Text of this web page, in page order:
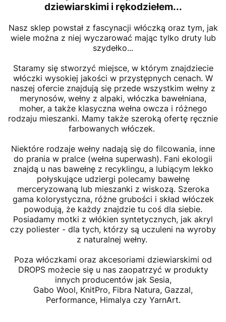
dziewiarskimi i rękodziełem...
Nasz sklep powstał z fascynacji włóczką oraz tym, jak
wiele można z niej wyczarować mając tylko druty lub
szydełko...
Staramy się stworzyć miejsce, w którym znajdziecie
włóczki wysokiej jakości w przystępnych cenach. W
naszej ofercie znajdują się przede wszystkim wełny z
merynosów, wełny z alpaki, włóczka bawełniana,
moher, a także klasyczna wełna owcza i różnego
rodzaju mieszanki. Mamy także szeroką ofertę ręcznie
farbowanych włóczek.
Niektóre rodzaje wełny nadają się do filcowania, inne
do prania w pralce (wełna superwash). Fani ekologii
znajdą u nas bawełnę z recyklingu, a lubiącym lekko
połyskujące udziergi polecamy bawełnę
merceryzowaną lub mieszanki z wiskozą. Szeroka
gama kolorystyczna, różne grubości i skład włóczek
powodują, że każdy znajdzie tu coś dla siebie.
Posiadamy motki z włókien syntetycznych, jak akryl
czy poliester - dla tych, którzy są uczuleni na wyroby
z naturalnej wełny.
Poza włóczkami oraz akcesoriami dziewiarskimi od
DROPS możecie się u nas zaopatrzyć w produkty
innych producentów jak Sesia,
Gabo Wool, KnitPro, Fibra Natura, Gazzal,
Performance, Himalya czy YarnArt.